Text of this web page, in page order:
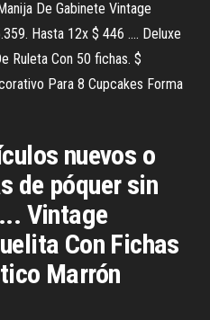
De Gabinete Vintage
Hasta 12x $ 446 .... Deluxe
Ruleta Con 50 fichas. $
Para 8 Cupcakes Forma
nuevos o
de póquer sin
Vintage
Con Fichas
Marrón